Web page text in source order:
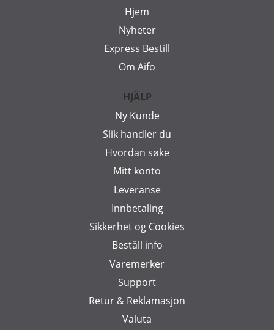
Hjem
Nyheter
Express Bestill
Om Aifo
HJÄLP
Ny Kunde
Slik handler du
Hvordan søke
Mitt konto
Leveranse
Innbetaling
Sikkerhet og Cookies
Beställ info
Varemerker
Support
Retur & Reklamasjon
Valuta